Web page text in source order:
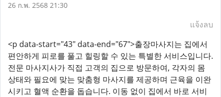
26 ก.พ. 2568 21:30
แจ้งลบ
<p data-start="43" data-end="67">출장마사지는 집에서
편안하게 피로를 풀고 힐링할 수 있는 특별한 서비스입니다.
전문 마사지사가 직접 고객의 집으로 방문하여, 각자의 몸
상태와 필요에 맞는 맞춤형 마사지를 제공하며 근육을 이완
시키고 혈액 순환을 돕습니다. 이동 없이 집에서 바로 서비